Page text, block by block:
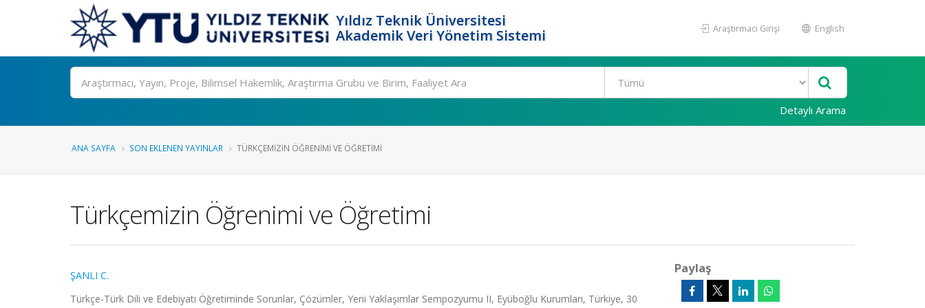
Yıldız Teknik Üniversitesi
Akademik Veri Yönetim Sistemi
Araştırmacı Girişi English
Ara
Detaylı Arama
ANA SAYFA SON EKLENEN YAYINLAR TÜRKÇEMIZIN ÖĞRENIMI VE ÖĞRETIMI
Türkçemizin Öğrenimi ve Öğretimi
ŞANLI C.
Türkçe-Türk Dili ve Edebiyatı Öğretiminde Sorunlar, Çözümler, Yeni Yaklaşımlar Sempozyumu II, Eyüboğlu Kurumları, Türkiye, 30
Paylaş